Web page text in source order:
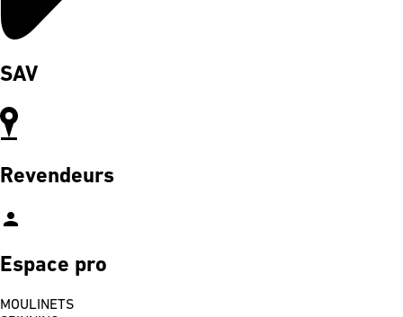
SAV
Revendeurs
person
Espace pro
MOULINETS